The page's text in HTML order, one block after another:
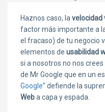
Haznos caso, lavelocidad
factor más importante a
el fracaso) de tu negocio
elementos de usabilidad
si a nosotros no nos
de Mr Google que en un
Google” defiende la
Weba capa y espada.